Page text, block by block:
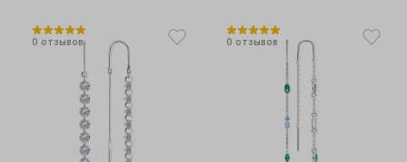
0 отзывов 0 отзывов